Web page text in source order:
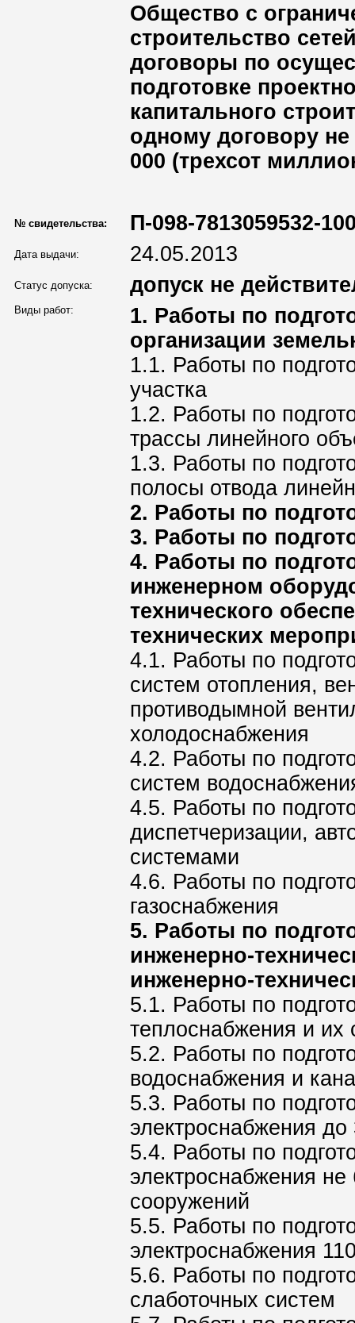
Общество с
строительство
договоры по
подготовке
капитального
одному договору
000 (трехсот
№ свидетельства: П-098-7813059532-
Дата выдачи: 24.05.2013
Статус допуска: допуск не
Виды работ:
1. Работы по
организации
1.1. Работы по
участка
1.2. Работы по
трассы линейного
1.3. Работы по
полосы отвода
2. Работы по
3. Работы по
4. Работы по
инженерном
технического
технических
4.1. Работы по
систем отопления,
противодымной
холодоснабжения
4.2. Работы по
систем
4.5. Работы по
диспетчеризации,
системами
4.6. Работы по
газоснабжения
5. Работы по
инженерно-
инженерно-
5.1. Работы по
теплоснабжения и их
5.2. Работы по
водоснабжения и
5.3. Работы по
электроснабжения
5.4. Работы по
электроснабжения
сооружений
5.5. Работы по
электроснабжения
5.6. Работы по
слаботочных систем